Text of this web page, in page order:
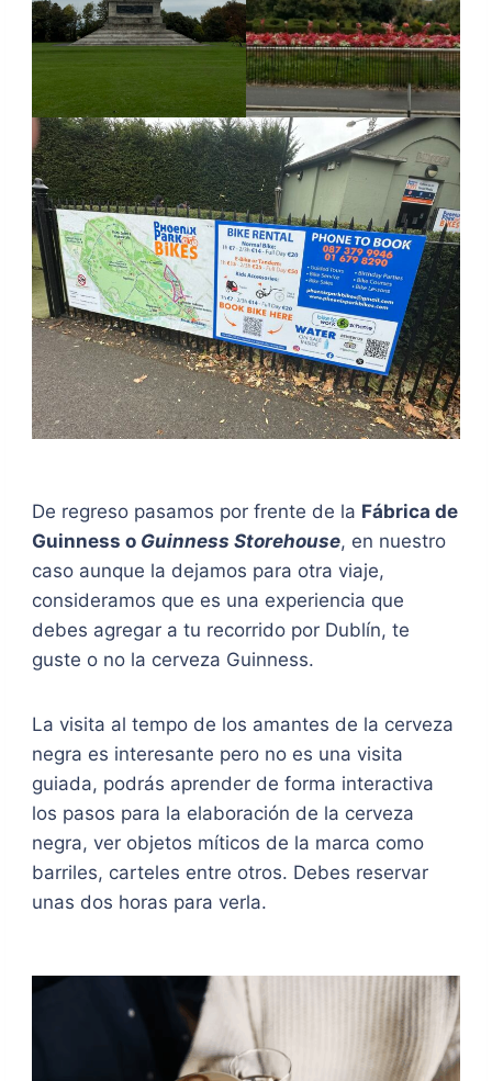
De regreso pasamos por frente de la Fábrica de
Guinness o Guinness Storehouse, en nuestro
caso aunque la dejamos para otra viaje,
consideramos que es una experiencia que
debes agregar a tu recorrido por Dublín, te
guste o no la cerveza Guinness.
La visita al tempo de los amantes de la cerveza
negra es interesante pero no es una visita
guiada, podrás aprender de forma interactiva
los pasos para la elaboración de la cerveza
negra, ver objetos míticos de la marca como
barriles, carteles entre otros. Debes reservar
unas dos horas para verla.